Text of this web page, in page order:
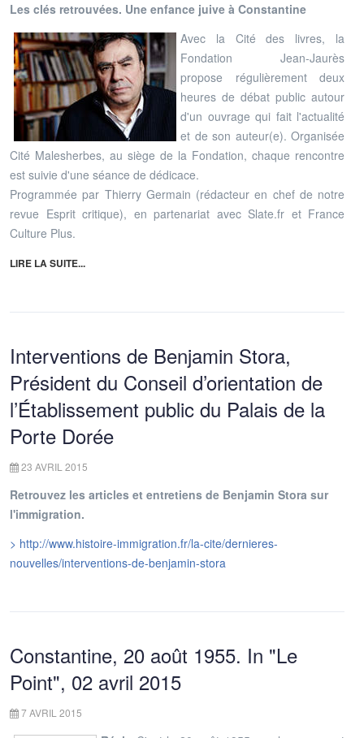
Les clés retrouvées. Une enfance juive à Constantine
Avec la Cité des livres, la
Fondation Jean-Jaurès
propose régulièrement deux
heures de débat public autour
d'un ouvrage qui fait l'actualité
et de son auteur(e). Organisée
Cité Malesherbes, au siège de la Fondation, chaque rencontre
est suivie d'une séance de dédicace.
Programmée par Thierry Germain (rédacteur en chef de notre
revue Esprit critique), en partenariat avec Slate.fr et France
Culture Plus.
LIRE LA SUITE...
Interventions de Benjamin Stora,
Président du Conseil d’orientation de
l’Établissement public du Palais de la
Porte Dorée
23 AVRIL 2015
Retrouvez les articles et entretiens de Benjamin Stora sur
l'immigration.
> http://www.histoire-immigration.fr/la-cite/dernieres-
nouvelles/interventions-de-benjamin-stora
Constantine, 20 août 1955. In "Le
Point", 02 avril 2015
7 AVRIL 2015